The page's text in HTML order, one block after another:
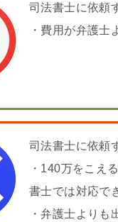
司法書士に依頼
・費用が弁護士
司法書士に依頼
・140万をこえ
書士では対応で
・弁護士よりも